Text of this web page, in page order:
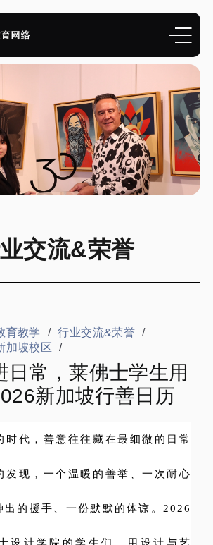
交流&荣誉
育教学 / 行业交流&荣誉 /
加坡校区
/
日常，莱佛士学生用
新加坡行善日历
时代，善意往往藏在最细微的日常
发现，一个温暖的善举、一次耐心
出的援手、一份默默的体谅。2026